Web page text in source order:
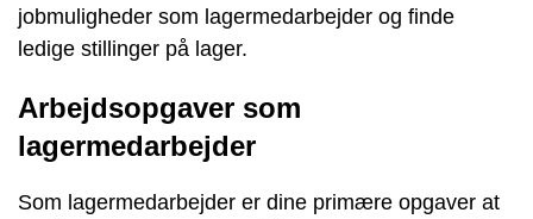
jobmuligheder som lagermedarbejder og finde
ledige stillinger på lager.
Arbejdsopgaver som
lagermedarbejder
Som lagermedarbejder er dine primære opgaver at